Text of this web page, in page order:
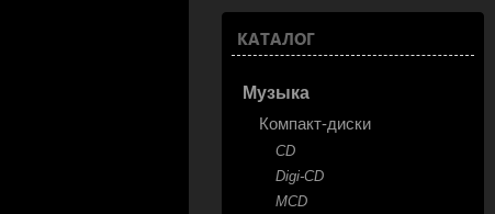
КАТАЛОГ
Музыка
Компакт-диски
CD
Digi-CD
MCD